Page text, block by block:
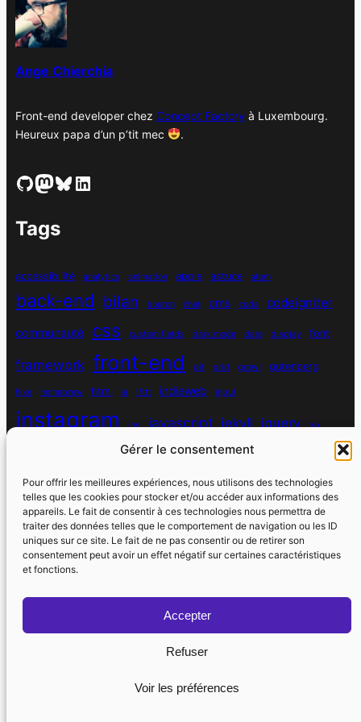
Gérer le consentement
Pour offrir les meilleures expériences, nous utilisons des technologies
telles que les cookies pour stocker et/ou accéder aux informations des
appareils. Le fait de consentir à ces technologies nous permettra de
traiter des données telles que le comportement de navigation ou les ID
uniques sur ce site. Le fait de ne pas consentir ou de retirer son
consentement peut avoir un effet négatif sur certaines caractéristiques
et fonctions.
Accepter
Refuser
Voir les préférences
e
s
Ange Chierchia
Front-end developer chez Concept Factoryà Luxembourg.
Heureux papa d’un p’tit mec
.
GitHub Mastodon Bluesky LinkedIn
Tags
accessibilité analytics animation apple astuce atom
back-end bilan bouton chat cms coda codeigniter
communauté css custom fields dark mode date display font
framework front-end git grid growl gutenberg
hike homebrew html ia ifttt indieweb input
instagram ios javascript jekyll jquery jsx
masonry media queries mysql navigation
personnel php pixel plugin print
programmation objet python quotes react regex responsive run
réseaux sociaux
sport spotify spécificité static site generator steve jobs
strava utile
watchos wdapéro